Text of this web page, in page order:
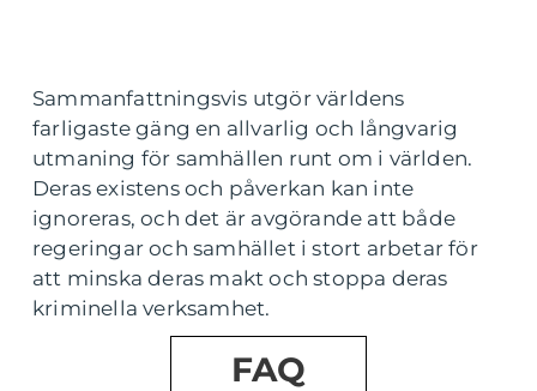
Sammanfattningsvis utgör världens
farligaste gäng en allvarlig och långvarig
utmaning för samhällen runt om i världen.
Deras existens och påverkan kan inte
ignoreras, och det är avgörande att både
regeringar och samhället i stort arbetar för
att minska deras makt och stoppa deras
kriminella verksamhet.
FAQ